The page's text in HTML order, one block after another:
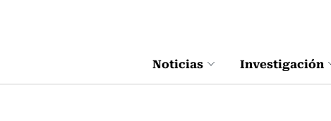
Noticias Investigación